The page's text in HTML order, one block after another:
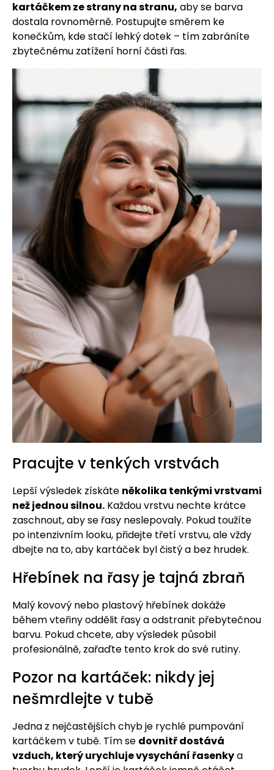
kartáčkem ze strany na stranu, aby se barva
dostala rovnoměrně. Postupujte směrem ke
konečkům, kde stačí lehký dotek – tím zabráníte
zbytečnému zatížení horní části řas.
Pracujte v tenkých vrstvách
Lepší výsledek získáte několika tenkými vrstvami
než jednou silnou. Každou vrstvu nechte krátce
zaschnout, aby se řasy neslepovaly. Pokud toužíte
po intenzivním looku, přidejte třetí vrstvu, ale vždy
dbejte na to, aby kartáček byl čistý a bez hrudek.
Hřebínek na řasy je tajná zbraň
Malý kovový nebo plastový hřebínek dokáže
během vteřiny oddělit řasy a odstranit přebytečnou
barvu. Pokud chcete, aby výsledek působil
profesionálně, zařaďte tento krok do své rutiny.
Pozor na kartáček: nikdy jej
nešmrdlejte v tubě
Jedna z nejčastějších chyb je rychlé pumpování
kartáčkem v tubě. Tím se dovnitř dostává
vzduch, který urychluje vysychání řasenkya